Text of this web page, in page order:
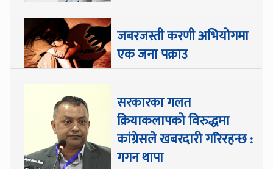
जबरजस्ती करणी अभियोगमा
एक जना पक्राउ
सरकारका गलत
क्रियाकलापको विरुद्धमा
कांग्रेसले खबरदारी गरिरहन्छ :
गगन थापा